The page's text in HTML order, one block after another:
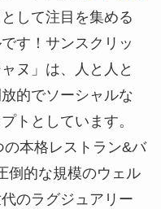
して注目を集める
す！サンスクリッ
ヌ」は、人と人と
的でソーシャルな
トとしています。
本格レストラン&バ
倒的な規模のウェル
のラグジュアリー